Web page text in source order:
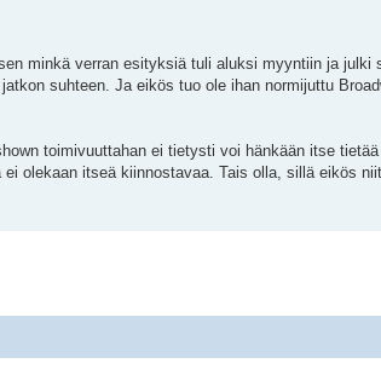
minkä verran esityksiä tuli aluksi myyntiin ja julki
suhteen. Ja eikös tuo ole ihan normijuttu
toimivuuttahan ei tietysti voi hänkään itse
olekaan itseä kiinnostavaa. Tais olla, sillä eikös